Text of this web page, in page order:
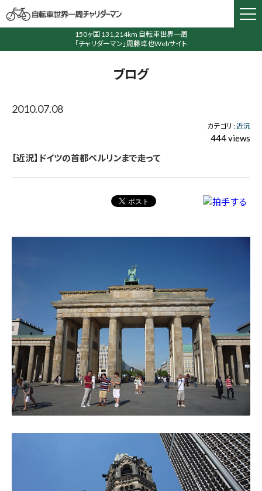
150ヶ国 131,214km 自転車世界一周
「チャリダーマン」周藤卓也Webサイト
ブログ
2010.07.08
カテゴリ :近況
444 views
【近況】ドイツの首都ベルリンまで走って